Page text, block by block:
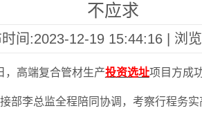
不应求
间:2023-12-19 15:44:16 | 浏
，高端复合管材生产投资选址项目方成
部李总监全程陪同协调，考察行程务